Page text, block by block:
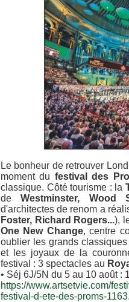
Le bonheur de retrouver
moment du festival des
classique. Côté tourisme : la
deWestminster, Wood
d'architectes de renom a
Foster, Richard Rogers...),
One New Change, centre
oublier les grands classiques
et les joyaux de la
festival : 3 spectacles au
• Séj 6J/5N du 5 au 10 août :
https://www.artsetvie.com/
festival-d-ete-des-proms-